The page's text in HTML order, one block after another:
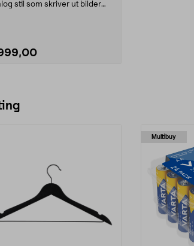
stil som skriver ut bilder
Multibuy